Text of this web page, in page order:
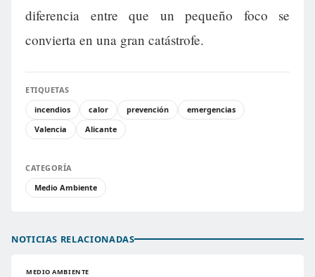
diferencia entre que un pequeño foco se
convierta en una gran catástrofe.
ETIQUETAS
incendios
calor prevención
emergencias
Valencia
Alicante
CATEGORÍA
Medio Ambiente
NOTICIAS RELACIONADAS
MEDIO AMBIENTE